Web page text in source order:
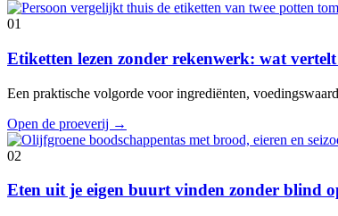
01
Etiketten lezen zonder rekenwerk: wat
Een praktische volgorde voor ingrediënten,
Open de proeverij →
02
Eten uit je eigen buurt vinden zonder blind